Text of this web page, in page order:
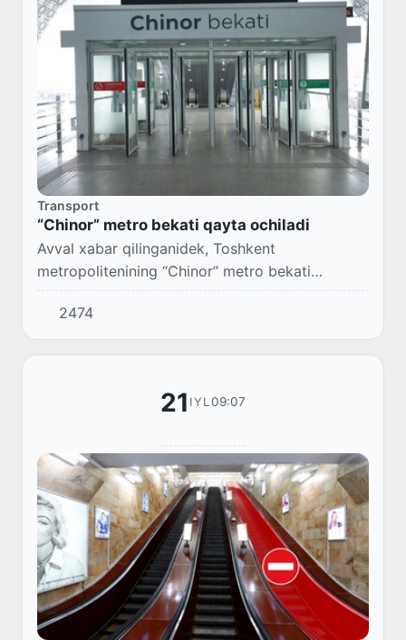
Transport
“Chinor” metro bekati qayta ochiladi
Avval xabar qilinganidek, Toshkent
metropolitenining “Chinor” metro bekati
yo‘lovchilar uchun yanada qulay va zamonaviy
infratuzilma yaratish hamda rekonstruksiya
ishlarini amalga...
2474
21 IYL 09:07